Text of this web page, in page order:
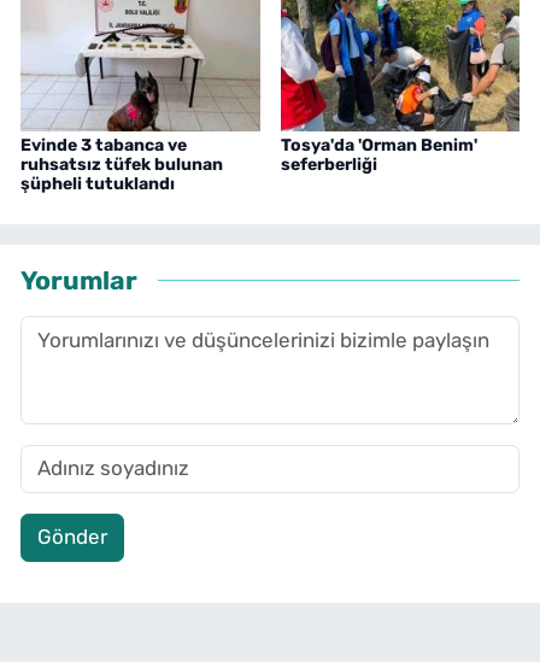
Evinde 3 tabanca ve
ruhsatsız tüfek bulunan
şüpheli tutuklandı
Tosya'da 'Orman Benim'
seferberliği
Yorumlar
Gönder